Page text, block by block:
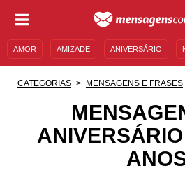
AMOR AMIZADE ANIVERSÁRIO
MENSAGENS E FRASES MENSAGENS DE
FAMOSOS BÍBLIA
CATEGORIAS MENSAGENS E FRASES